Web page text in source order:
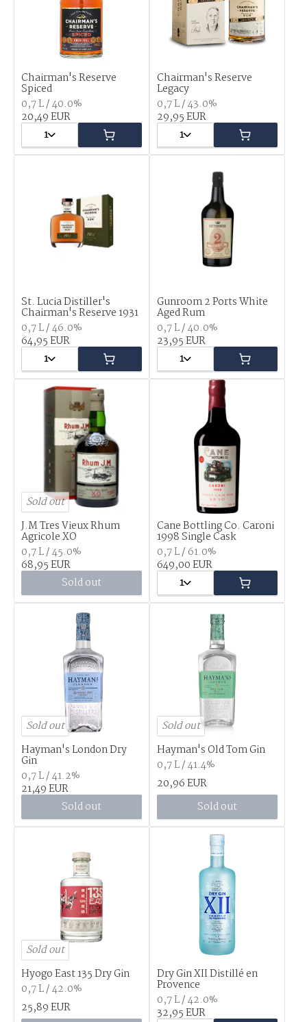
Chairman's Reserve
Spiced
0,7 L / 40.0%
20,49 EUR
1
Chairman's Reserve
Legacy
0,7 L / 43.0%
29,95 EUR
1
St. Lucia Distiller's
Chairman's Reserve 1931
0,7 L / 46.0%
64,95 EUR
1
Gunroom 2 Ports White
Aged Rum
0,7 L / 40.0%
23,95 EUR
1
Sold out
J.M Tres Vieux Rhum
Agricole XO
0,7 L / 45.0%
68,95 EUR
Sold out
Cane Bottling Co. Caroni
1998 Single Cask
0,7 L / 61.0%
649,00 EUR
1
Sold out
Hayman's London Dry
Gin
0,7 L / 41.2%
21,49 EUR
Sold out
Sold out
Hayman's Old Tom Gin
0,7 L / 41.4%
20,96 EUR
Sold out
Sold out
Hyogo East 135 Dry Gin
0,7 L / 42.0%
25,89 EUR
Dry Gin XII Distillé en
Provence
0,7 L / 42.0%
32,95 EUR